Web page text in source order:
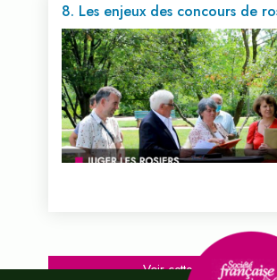
Voir cette vidéo...
8. Les enjeux des concours de
Voir cette vidéo...